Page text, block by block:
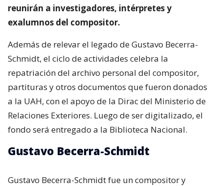
reunirán a investigadores, intérpretes y
exalumnos del compositor.
Además de relevar el legado de Gustavo Becerra-
Schmidt, el ciclo de actividades celebra la
repatriación del archivo personal del compositor,
partituras y otros documentos que fueron donados
a la UAH, con el apoyo de la Dirac del Ministerio de
Relaciones Exteriores. Luego de ser digitalizado, el
fondo será entregado a la Biblioteca Nacional.
Gustavo Becerra-Schmidt
Gustavo Becerra-Schmidt fue un compositor y